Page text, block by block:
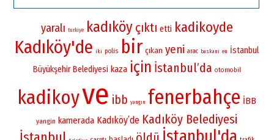
yaralı turkiye kadıköy çıktı etti kadikoyde
Kadıköy'de iki polis bir çıkan yeni arac baskani en İstanbul
Büyükşehir Belediyesi kaza için İstanbul’da otomobil
kadikoyve ibb yangın fenerbahçe İBB
yangin kamerada Kadıköy’de Kadıköy Belediyesi
İstanbul'da